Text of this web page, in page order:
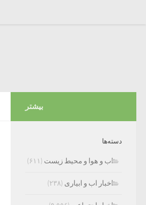
بیشتر
دسته‌ها
اب و هوا و محیط زیست (۶۱۱)
اخبار اب و ابیاری (۲۳۸)